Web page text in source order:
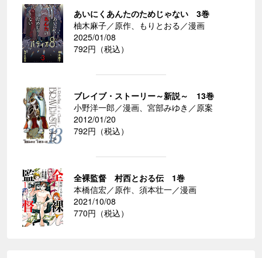
あいにくあんたのためじゃない 3巻
柚木麻子／原作、もりとおる／漫画
2025/01/08
792円（税込）
ブレイブ・ストーリー～新説～ 13巻
小野洋一郎／漫画、宮部みゆき／原案
2012/01/20
792円（税込）
全裸監督 村西とおる伝 1巻
本橋信宏／原作、須本壮一／漫画
2021/10/08
770円（税込）